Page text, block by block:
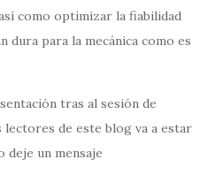
como optimizar la fiabilidad
dura para la mecánica como es
tras al sesión de
lectores de este blog va a estar
deje un mensaje